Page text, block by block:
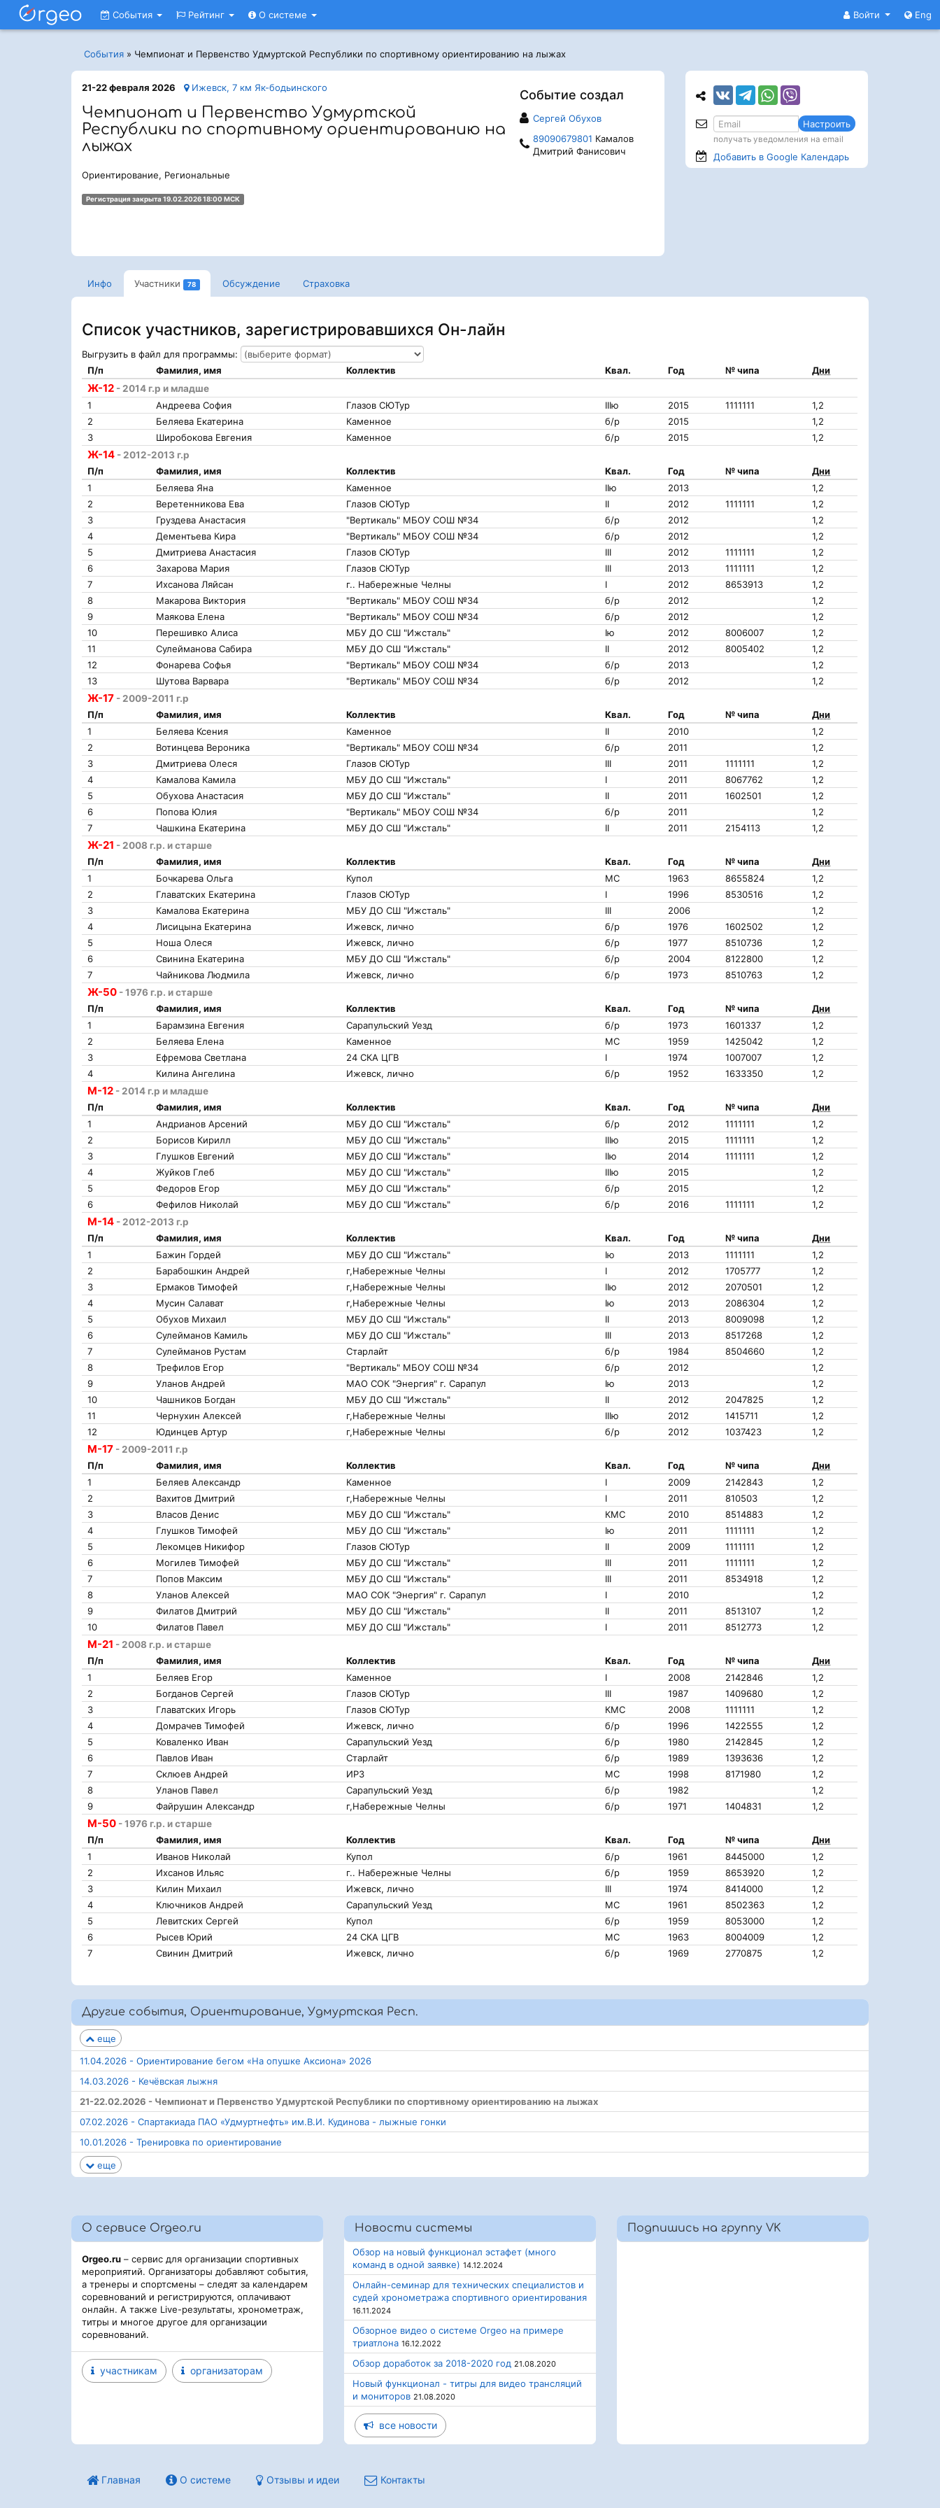
Войти Eng
События Рейтинг О системе
События » Чемпионат и Первенство Удмуртской Республики по спортивному ориентированию на лыжах
Событие создал
Сергей Обухов
89090679801 Камалов
Дмитрий Фанисович
21-22 февраля 2026 Ижевск, 7 км Як-бодьинского
Чемпионат и Первенство Удмуртской
Республики по спортивному ориентированию на
лыжах
Ориентирование, Региональные
Регистрация закрыта 19.02.2026 18:00 МСК
Инфо Участники 78 Обсуждение Страховка
Список участников, зарегистрировавшихся Он-лайн
Выгрузить в файл для программы:
Ж-12 - 2014 г.р и младше
П/п Фамилия, имя Коллектив Квал. Год № чипа Дни
1 Андреева София Глазов СЮТур IIIю 2015 1111111
1,2
2
Беляева Екатерина Каменное б/р 2015
1,2
3
Широбокова Евгения Каменное б/р 2015 1,2
Ж-14 - 2012-2013 г.р
П/п
Фамилия, имя Коллектив Квал. Год № чипа
Дни
1
Беляева Яна Каменное IIю 2013
1,2
2
Веретенникова Ева Глазов СЮТур II 2012 1111111
1,2
3
Груздева Анастасия "Вертикаль" МБОУ СОШ №34 б/р 2012
1,2
4
Дементьева Кира "Вертикаль" МБОУ СОШ №34 б/р 2012
1,2
5
Дмитриева Анастасия Глазов СЮТур III 2012 1111111
1,2
6
Захарова Мария Глазов СЮТур III 2013 1111111
1,2
7
Ихсанова Ляйсан г.. Набережные Челны I 2012 8653913
1,2
8
Макарова Виктория "Вертикаль" МБОУ СОШ №34 б/р 2012
1,2
9
Маякова Елена "Вертикаль" МБОУ СОШ №34 б/р 2012
1,2
10
Перешивко Алиса МБУ ДО СШ "Ижсталь" Iю 2012 8006007
1,2
11
Сулейманова Сабира МБУ ДО СШ "Ижсталь" II 2012 8005402
1,2
12
Фонарева Софья "Вертикаль" МБОУ СОШ №34 б/р 2013
1,2
13
Шутова Варвара "Вертикаль" МБОУ СОШ №34 б/р 2012 1,2
Ж-17 - 2009-2011 г.р
П/п
Фамилия, имя Коллектив Квал. Год № чипа
Дни
1
Беляева Ксения Каменное II 2010
1,2
2
Вотинцева Вероника "Вертикаль" МБОУ СОШ №34 б/р 2011
1,2
3
Дмитриева Олеся Глазов СЮТур III 2011 1111111
1,2
4
Камалова Камила МБУ ДО СШ "Ижсталь" I 2011 8067762
1,2
5
Обухова Анастасия МБУ ДО СШ "Ижсталь" II 2011 1602501
1,2
6
Попова Юлия "Вертикаль" МБОУ СОШ №34 б/р 2011
1,2
7
Чашкина Екатерина МБУ ДО СШ "Ижсталь" II 2011 2154113 1,2
Ж-21 - 2008 г.р. и старше
П/п
Фамилия, имя Коллектив Квал. Год № чипа
Дни
1
Бочкарева Ольга Купол МС 1963 8655824
1,2
2
Главатских Екатерина Глазов СЮТур I 1996 8530516
1,2
3
Камалова Екатерина МБУ ДО СШ "Ижсталь" III 2006
1,2
4
Лисицына Екатерина Ижевск, лично б/р 1976 1602502
1,2
5
Ноша Олеся Ижевск, лично б/р 1977 8510736
1,2
6
Свинина Екатерина МБУ ДО СШ "Ижсталь" б/р 2004 8122800
1,2
7
Чайникова Людмила Ижевск, лично б/р 1973 8510763 1,2
Ж-50 - 1976 г.р. и старше
П/п
Фамилия, имя Коллектив Квал. Год № чипа
Дни
1
Барамзина Евгения Сарапульский Уезд б/р 1973 1601337
1,2
2
Беляева Елена Каменное МС 1959 1425042
1,2
3
Ефремова Светлана 24 СКА ЦГВ I 1974 1007007
1,2
4
Килина Ангелина Ижевск, лично б/р 1952 1633350 1,2
М-12 - 2014 г.р и младше
П/п
Фамилия, имя Коллектив Квал. Год № чипа
Дни
1
Андрианов Арсений МБУ ДО СШ "Ижсталь" б/р 2012 1111111
1,2
2
Борисов Кирилл МБУ ДО СШ "Ижсталь" IIIю 2015 1111111
1,2
3
Глушков Евгений МБУ ДО СШ "Ижсталь" IIю 2014 1111111
1,2
4
Жуйков Глеб МБУ ДО СШ "Ижсталь" IIIю 2015
1,2
5
Федоров Егор МБУ ДО СШ "Ижсталь" б/р 2015
1,2
6
Фефилов Николай МБУ ДО СШ "Ижсталь" б/р 2016 1111111 1,2
М-14 - 2012-2013 г.р
П/п
Фамилия, имя Коллектив Квал. Год № чипа
Дни
1
Бажин Гордей МБУ ДО СШ "Ижсталь" Iю 2013 1111111
1,2
2
Барабошкин Андрей г,Набережные Челны I 2012 1705777
1,2
3
Ермаков Тимофей г,Набережные Челны IIю 2012 2070501
1,2
4
Мусин Салават г,Набережные Челны Iю 2013 2086304
1,2
5
Обухов Михаил МБУ ДО СШ "Ижсталь" II 2013 8009098
1,2
6
Сулейманов Камиль МБУ ДО СШ "Ижсталь" III 2013 8517268
1,2
7
Сулейманов Рустам Старлайт б/р 1984 8504660
1,2
8
Трефилов Егор "Вертикаль" МБОУ СОШ №34 б/р 2012
1,2
9
Уланов Андрей МАО СОК "Энергия" г. Сарапул Iю 2013
1,2
10
Чашников Богдан МБУ ДО СШ "Ижсталь" II 2012 2047825
1,2
11
Чернухин Алексей г,Набережные Челны IIIю 2012 1415711
1,2
12
Юдинцев Артур г,Набережные Челны б/р 2012 1037423 1,2
М-17 - 2009-2011 г.р
П/п
Фамилия, имя Коллектив Квал. Год № чипа
Дни
1
Беляев Александр Каменное I 2009 2142843
1,2
2
Вахитов Дмитрий г,Набережные Челны I 2011 810503
1,2
3
Власов Денис МБУ ДО СШ "Ижсталь" КМС 2010 8514883
1,2
4
Глушков Тимофей МБУ ДО СШ "Ижсталь" Iю 2011 1111111
1,2
5
Лекомцев Никифор Глазов СЮТур II 2009 1111111
1,2
6
Могилев Тимофей МБУ ДО СШ "Ижсталь" III 2011 1111111
1,2
7
Попов Максим МБУ ДО СШ "Ижсталь" III 2011 8534918
1,2
8
Уланов Алексей МАО СОК "Энергия" г. Сарапул I 2010
1,2
9
Филатов Дмитрий МБУ ДО СШ "Ижсталь" II 2011 8513107
1,2
10
Филатов Павел МБУ ДО СШ "Ижсталь" I 2011 8512773 1,2
М-21 - 2008 г.р. и старше
П/п
Фамилия, имя Коллектив Квал. Год № чипа
Дни
1
Беляев Егор Каменное I 2008 2142846
1,2
2
Богданов Сергей Глазов СЮТур III 1987 1409680
1,2
3
Главатских Игорь Глазов СЮТур КМС 2008 1111111
1,2
4
Домрачев Тимофей Ижевск, лично б/р 1996 1422555
1,2
5
Коваленко Иван Сарапульский Уезд б/р 1980 2142845
1,2
6
Павлов Иван Старлайт б/р 1989 1393636
1,2
7
Склюев Андрей ИРЗ МС 1998 8171980
1,2
8
Уланов Павел Сарапульский Уезд б/р 1982
1,2
9
Файрушин Александр г,Набережные Челны б/р 1971 1404831 1,2
М-50 - 1976 г.р. и старше
П/п
Фамилия, имя Коллектив Квал. Год № чипа
Дни
1
Иванов Николай Купол б/р 1961 8445000
1,2
2
Ихсанов Ильяс г.. Набережные Челны б/р 1959 8653920
1,2
3
Килин Михаил Ижевск, лично III 1974 8414000
1,2
4
Ключников Андрей Сарапульский Уезд МС 1961 8502363
1,2
5
Левитских Сергей Купол б/р 1959 8053000
1,2
6
Рысев Юрий 24 СКА ЦГВ МС 1963 8004009
1,2
7
Свинин Дмитрий Ижевск, лично б/р 1969 2770875 1,2
Другие события, Ориентирование, Удмуртская Респ.
еще
11.04.2026 - Ориентирование бегом «На опушке Аксиона» 2026
14.03.2026 - Кечёвская лыжня
21-22.02.2026 - Чемпионат и Первенство Удмуртской Республики по спортивному ориентированию на лыжах
07.02.2026 - Спартакиада ПАО «Удмуртнефть» им.В.И. Кудинова - лыжные гонки
10.01.2026 - Тренировка по ориентирование
еще
Настроить
получать уведомления на email
Добавить в Google Календарь
О сервисе Orgeo.ru
Orgeo.ru – сервис для организации спортивных
мероприятий. Организаторы добавляют события,
а тренеры и спортсмены – следят за календарем
соревнований и регистрируются, оплачивают
онлайн. А также Live-результаты, хронометраж,
титры и многое другое для организации
соревнований.
участникам организаторам
Новости системы
Обзор на новый функционал эстафет (много
команд в одной заявке) 14.12.2024
Онлайн-семинар для технических специалистов и
судей хронометража спортивного ориентирования
16.11.2024
Обзорное видео о системе Orgeo на примере
триатлона 16.12.2022
Обзор доработок за 2018-2020 год 21.08.2020
Новый функционал - титры для видео трансляций
и мониторов 21.08.2020
все новости
Подпишись на группу VK
Главная О системе Отзывы и идеи Контакты